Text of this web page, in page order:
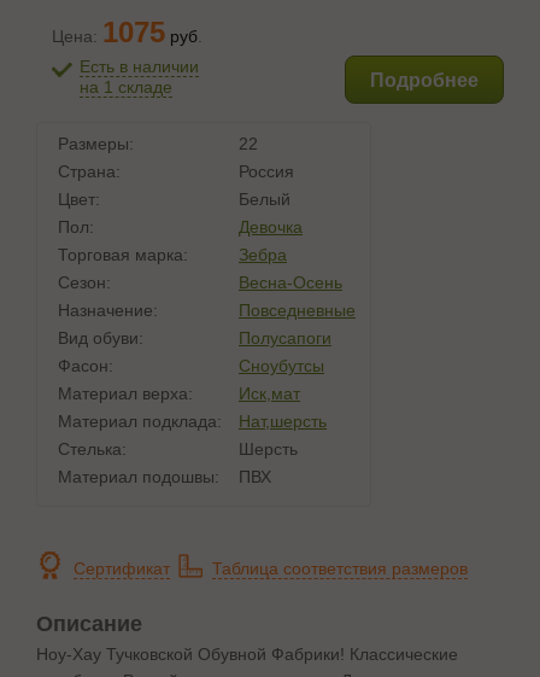
Цена: 1075 руб
Есть в наличии
на 1 складе
Подробнее
Размеры:
22
Страна:
Россия
Цвет:
Белый
Пол:
Девочка
Торговая марка:
Зебра
Сезон:
Весна-Осень
Назначение:
Повседневные
Вид обуви:
Полусапоги
Фасон:
Сноубутсы
Материал верха:
Иск,мат
Материал подклада:
Нат,шерсть
Стелька:
Шерсть
Материал подошвы:
ПВХ
Сертификат Таблица соответствия размеров
Описание
Ноу-Хау Тучковской Обувной Фабрики! Классические